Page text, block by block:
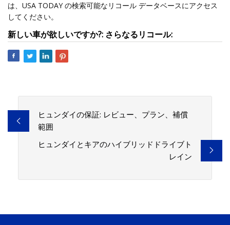
は、USA TODAY の検索可能なリコール データベースにアクセス
してください。
新しい車が欲しいですか?: さらなるリコール:
ヒュンダイの保証: レビュー、プラン、補償
範囲
ヒュンダイとキアのハイブリッドドライブト
レイン